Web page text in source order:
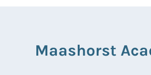
Maashorst